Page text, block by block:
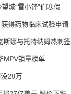
城“雷小锋”们寒假
得药物临床试验申请
斯娜与托特纳姆热刺签
MPV销量榜单
28万